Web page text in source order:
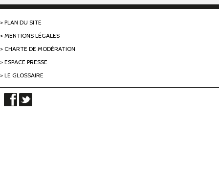
PLAN DU SITE
MENTIONS LÉGALES
CHARTE DE MODÉRATION
ESPACE PRESSE
LE GLOSSAIRE